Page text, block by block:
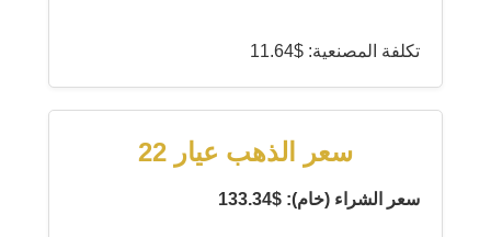
تكلفة المصنعية: $11.64
سعر الذهب عيار 22
سعر الشراء (خام): $133.34